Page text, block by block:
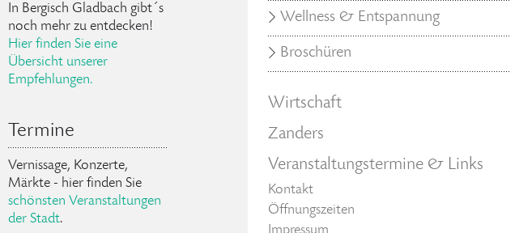
In Bergisch Gladbach gibt ´ s
noch mehr zu entdecken!
Hier finden Sie eine
Übersicht unserer
Empfehlungen.
Termine
Vernissage, Konzerte,
Märkte - hier finden Sie
schönsten Veranstaltungen
der Stadt.
Wellness & Entspannung
Broschüren
Wirtschaft
Zanders
Veranstaltungstermine & Links
Kontakt
Öffnungszeiten